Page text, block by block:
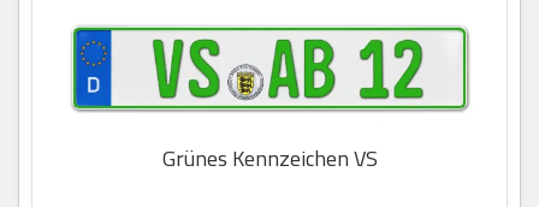
Grünes Kennzeichen VS